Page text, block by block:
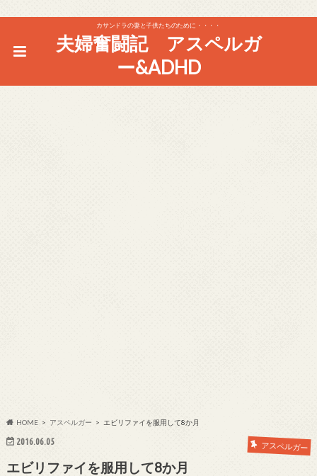
カサンドラの妻と子供たちのために・・・・
夫婦奮闘記 アスペルガ
ー&ADHD
HOME アスペルガー エビリファイを服用して8か月
2016.06.05 アスペルガー
エビリファイを服用して8か月